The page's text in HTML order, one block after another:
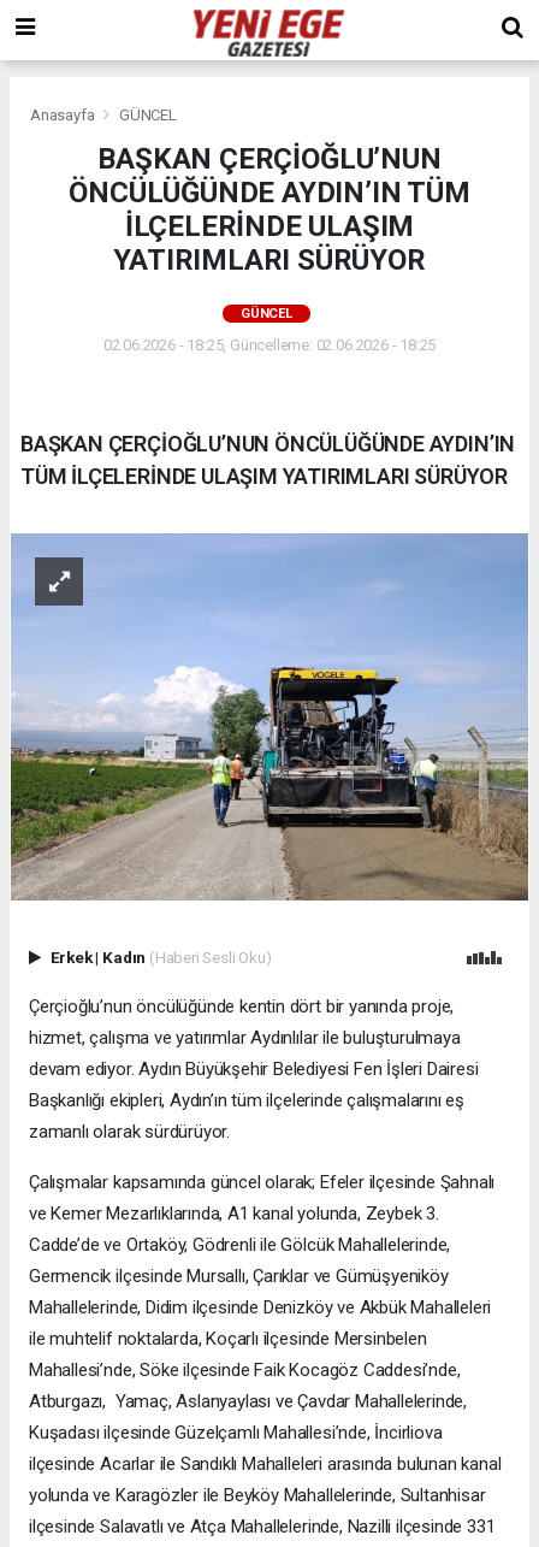
Anasayfa GÜNCEL
BAŞKAN ÇERÇİOĞLU’NUN
ÖNCÜLÜĞÜNDE AYDIN’IN TÜM
İLÇELERİNDE ULAŞIM
YATIRIMLARI SÜRÜYOR
GÜNCEL
02.06.2026 - 18:25, Güncelleme: 02.06.2026 - 18:25
BAŞKAN ÇERÇİOĞLU’NUN ÖNCÜLÜĞÜNDE AYDIN’IN
TÜM İLÇELERİNDE ULAŞIM YATIRIMLARI SÜRÜYOR
Erkek| Kadın (Haberi Sesli Oku)
Çerçioğlu’nun öncülüğünde kentin dört bir yanında proje,
hizmet, çalışma ve yatırımlar Aydınlılar ile buluşturulmaya
devam ediyor. Aydın Büyükşehir Belediyesi Fen İşleri Dairesi
Başkanlığı ekipleri, Aydın’ın tüm ilçelerinde çalışmalarını eş
zamanlı olarak sürdürüyor.
Çalışmalar kapsamında güncel olarak; Efeler ilçesinde Şahnalı
ve Kemer Mezarlıklarında, A1 kanal yolunda, Zeybek 3.
Cadde’de ve Ortaköy, Gödrenli ile Gölcük Mahallelerinde,
Germencik ilçesinde Mursallı, Çarıklar ve Gümüşyeniköy
Mahallelerinde, Didim ilçesinde Denizköy ve Akbük Mahalleleri
ile muhtelif noktalarda, Koçarlı ilçesinde Mersinbelen
Mahallesi’nde, Söke ilçesinde Faik Kocagöz Caddesi’nde,
Atburgazı, Yamaç, Aslanyaylası ve Çavdar Mahallelerinde,
Kuşadası ilçesinde Güzelçamlı Mahallesi’nde, İncirliova
ilçesinde Acarlar ile Sandıklı Mahalleleri arasında bulunan kanal
yolunda ve Karagözler ile Beyköy Mahallelerinde, Sultanhisar
ilçesinde Salavatlı ve Atça Mahallelerinde, Nazilli ilçesinde 331